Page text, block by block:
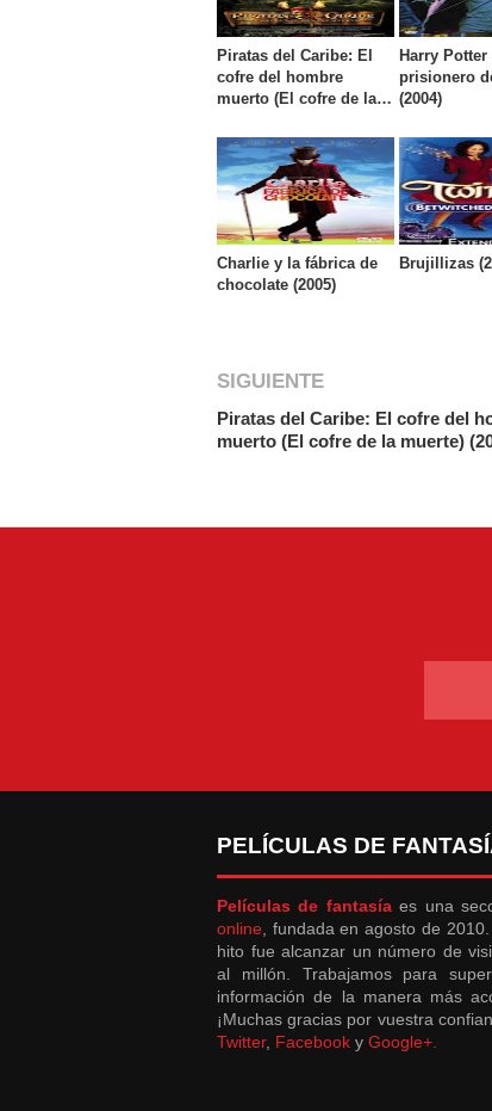
Piratas del Caribe: El
cofre del hombre
muerto (El cofre de la
Harry Potter
prisionero
(2004)
Charlie y la fábrica de
chocolate (2005)
Brujillizas
SIGUIENTE
Piratas del Caribe: El cofre del
muerto (El cofre de la muerte)
PELÍCULAS DE
Películas de fantasíaes una
online , fundada en agosto de
hito fue alcanzar un número de
al millón. Trabajamos para
información de la manera más
¡Muchas gracias por vuestra
Twitter, Facebook y Google+.